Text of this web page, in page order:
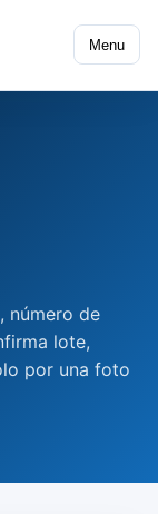
Menu
número de
lote,
por una foto